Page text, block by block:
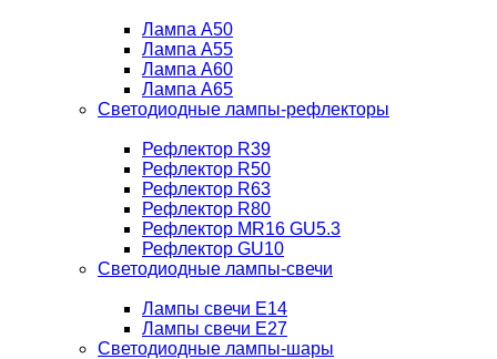
Лампа A50
Лампа A55
Лампа A60
Лампа A65
Светодиодные лампы-рефлекторы
Рефлектор R39
Рефлектор R50
Рефлектор R63
Рефлектор R80
Рефлектор MR16 GU5.3
Рефлектор GU10
Светодиодные лампы-свечи
Лампы свечи Е14
Лампы свечи Е27
Светодиодные лампы-шары